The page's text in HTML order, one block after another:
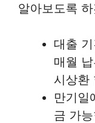
알아보도록
대출
매월
시상환
만기일
금 가